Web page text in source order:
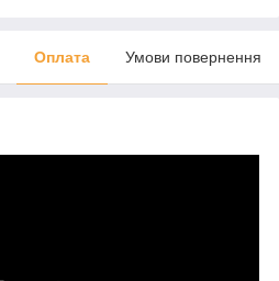
Оплата Умови повернення